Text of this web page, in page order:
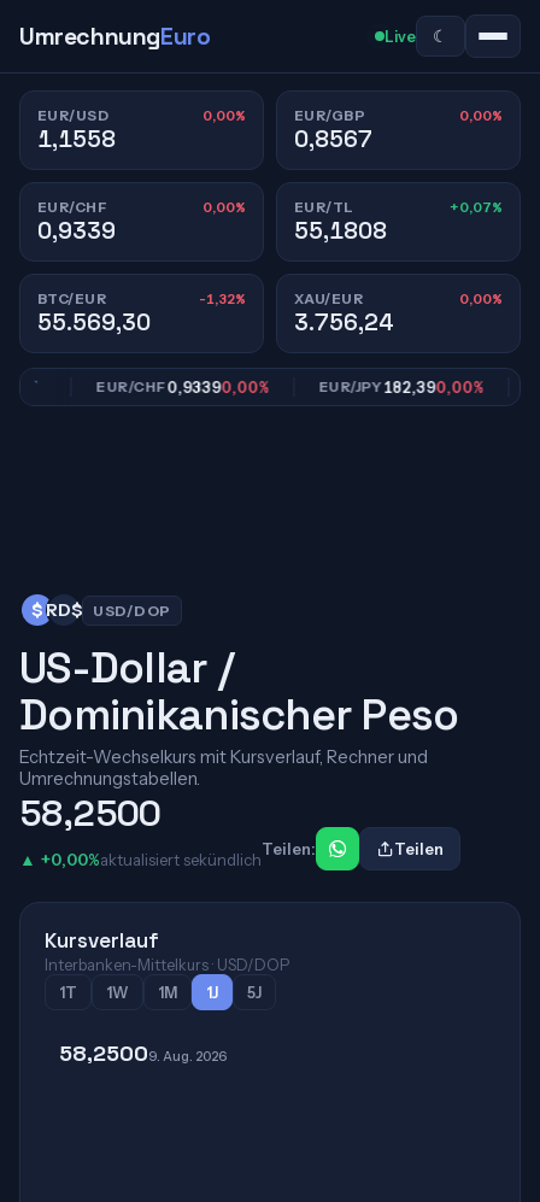
UmrechnungEuro Live ☾
EUR/USD 0,00%
1,1558
EUR/GBP 0,00%
0,8567
EUR/CHF 0,00%
0,9339
EUR/TL +0,07%
55,1808
BTC/EUR -1,32%
55.569,30
XAU/EUR 0,00%
3.756,24
EUR/CHF0,93390,00% EUR/JPY182,390,00%
$RD$ USD/DOP
US-Dollar /
Dominikanischer Peso
Echtzeit-Wechselkurs mit Kursverlauf, Rechner und
Umrechnungstabellen.
58,2500
▲ +0,00%aktualisiert sekündlich
Teilen: Teilen
Kursverlauf
Interbanken-Mittelkurs · USD/DOP
1T
1W 1M 1J 5J
58,25009. Aug. 2026